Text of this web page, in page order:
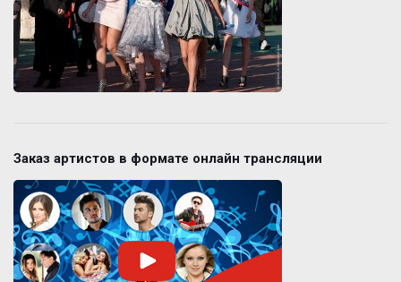
Заказ артистов в формате онлайн трансляции